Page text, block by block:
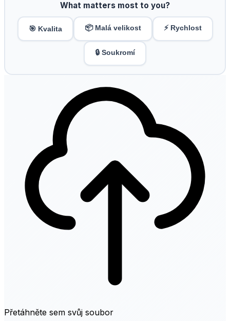
What matters most to you?
🎯 Kvalita 📦 Malá velikost ⚡ Rychlost
🔒 Soukromí
Přetáhněte sem svůj soubor